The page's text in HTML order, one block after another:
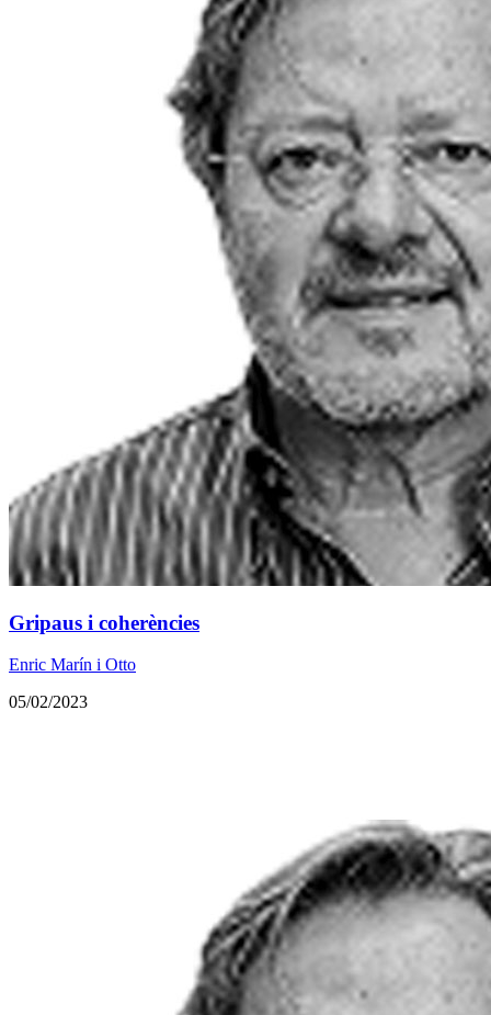
Gripaus i coherències
Enric Marín i Otto
05/02/2023